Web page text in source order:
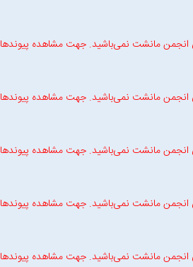
انجمن مانشت نمی‌باشید. جهت مشاهده پیوندها
انجمن مانشت نمی‌باشید. جهت مشاهده پیوندها
انجمن مانشت نمی‌باشید. جهت مشاهده پیوندها
انجمن مانشت نمی‌باشید. جهت مشاهده پیوندها
انجمن مانشت نمی‌باشید. جهت مشاهده پیوندها